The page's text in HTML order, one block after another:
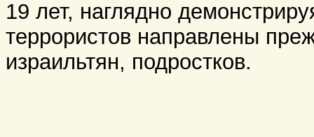
19 лет, наглядно
террористов направлены
израильтян, подростков.